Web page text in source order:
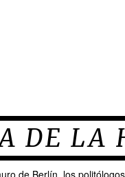
DE LA
de Berlín, los